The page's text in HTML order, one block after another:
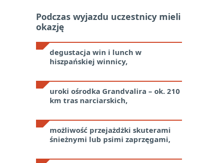
Podczas wyjazdu uczestnicy mieli
okazję
degustacja win i lunch w
hiszpańskiej winnicy,
uroki ośrodka Grandvalira – ok. 210
km tras narciarskich,
możliwość przejażdżki skuterami
śnieżnymi lub psimi zaprzęgami,